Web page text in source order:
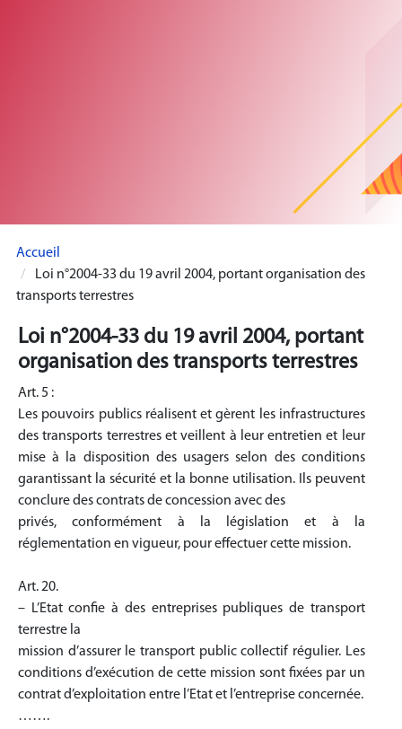
Accueil
Loi n°2004-33 du 19 avril 2004, portant organisation des
transports terrestres
Loi n°2004-33 du 19 avril 2004, portant
organisation des transports terrestres
Art. 5 :
Les pouvoirs publics réalisent et gèrent les infrastructures
des transports terrestres et veillent à leur entretien et leur
mise à la disposition des usagers selon des conditions
garantissant la sécurité et la bonne utilisation. Ils peuvent
conclure des contrats de concession avec des
privés, conformément à la législation et à la
réglementation en vigueur, pour effectuer cette mission.
Art. 20.
– L’Etat confie à des entreprises publiques de transport
terrestre la
mission d’assurer le transport public collectif régulier. Les
conditions d’exécution de cette mission sont fixées par un
contrat d’exploitation entre l’Etat et l’entreprise concernée.
…….